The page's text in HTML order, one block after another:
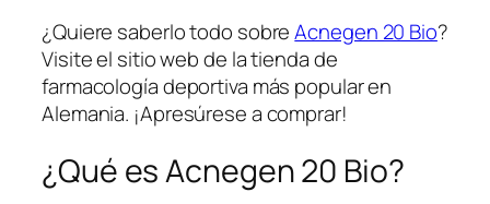
¿Quiere saberlo todo sobreAcnegen 20 Bio?
Visite el sitio web de la tienda de
farmacología deportiva más popular en
Alemania. ¡Apresúrese a comprar!
¿Qué es Acnegen 20 Bio?